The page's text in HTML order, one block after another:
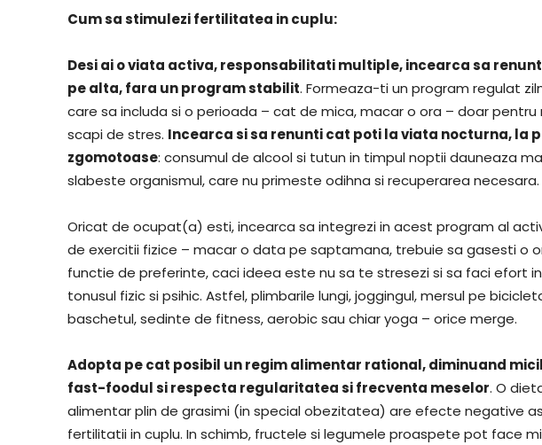
Cum sa stimulezi fertilitatea in cuplu:
Desi ai o viata activa, responsabilitati multiple, incearca sa
pe alta, fara un program stabilit. Formeaza-ti un program regulat
care sa includa si o perioada – cat de mica, macar o ora – doar
scapi de stres. Incearca si sa renunti cat poti la viata nocturna, la
zgomotoase: consumul de alcool si tutun in timpul noptii dauneaza
slabeste organismul, care nu primeste odihna si recuperarea necesara.
Oricat de ocupat(a) esti, incearca sa integrezi in acest program al
de exercitii fizice – macar o data pe saptamana, trebuie sa gasesti o
functie de preferinte, caci ideea este nu sa te stresezi si sa faci efort
tonusul fizic si psihic. Astfel, plimbarile lungi, joggingul, mersul pe
baschetul, sedinte de fitness, aerobic sau chiar yoga – orice merge.
Adopta pe cat posibil un regim alimentar rational, diminuand
fast-foodul si respecta regularitatea si frecventa meselor. O
alimentar plin de grasimi (in special obezitatea) are efecte negative
fertilitatii in cuplu. In schimb, fructele si legumele proaspete pot face